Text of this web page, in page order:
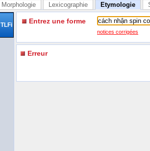
Morphologie Lexicographie Etymologie
TLFi Entrez une forme
notices corrigées
Erreur